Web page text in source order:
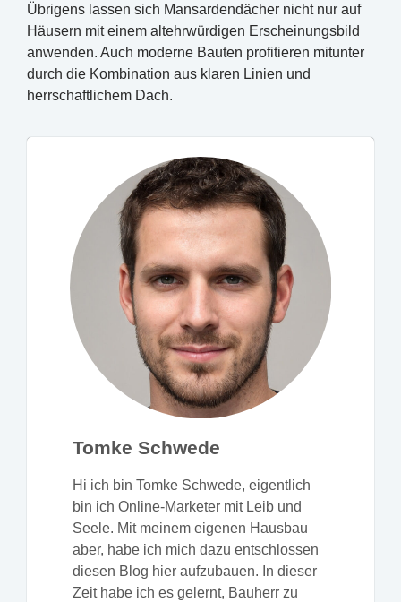
Übrigens lassen sich Mansardendächer nicht nur auf
Häusern mit einem altehrwürdigen Erscheinungsbild
anwenden. Auch moderne Bauten profitieren mitunter
durch die Kombination aus klaren Linien und
herrschaftlichem Dach.
Tomke Schwede
Hi ich bin Tomke Schwede, eigentlich
bin ich Online-Marketer mit Leib und
Seele. Mit meinem eigenen Hausbau
aber, habe ich mich dazu entschlossen
diesen Blog hier aufzubauen. In dieser
Zeit habe ich es gelernt, Bauherr zu